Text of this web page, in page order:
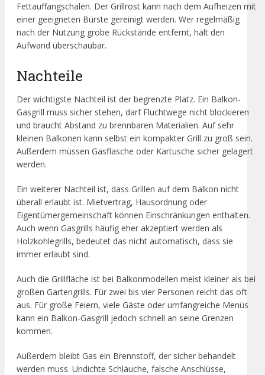
Fettauffangschalen. Der Grillrost kann nach dem Aufheizen mit
einer geeigneten Bürste gereinigt werden. Wer regelmäßig
nach der Nutzung grobe Rückstände entfernt, hält den
Aufwand überschaubar.
Nachteile
Der wichtigste Nachteil ist der begrenzte Platz. Ein Balkon-
Gasgrill muss sicher stehen, darf Fluchtwege nicht blockieren
und braucht Abstand zu brennbaren Materialien. Auf sehr
kleinen Balkonen kann selbst ein kompakter Grill zu groß sein.
Außerdem müssen Gasflasche oder Kartusche sicher gelagert
werden.
Ein weiterer Nachteil ist, dass Grillen auf dem Balkon nicht
überall erlaubt ist. Mietvertrag, Hausordnung oder
Eigentümergemeinschaft können Einschränkungen enthalten.
Auch wenn Gasgrills häufig eher akzeptiert werden als
Holzkohlegrills, bedeutet das nicht automatisch, dass sie
immer erlaubt sind.
Auch die Grillfläche ist bei Balkonmodellen meist kleiner als bei
großen Gartengrills. Für zwei bis vier Personen reicht das oft
aus. Für große Feiern, viele Gäste oder umfangreiche Menüs
kann ein Balkon-Gasgrill jedoch schnell an seine Grenzen
kommen.
Außerdem bleibt Gas ein Brennstoff, der sicher behandelt
werden muss. Undichte Schläuche, falsche Anschlüsse,